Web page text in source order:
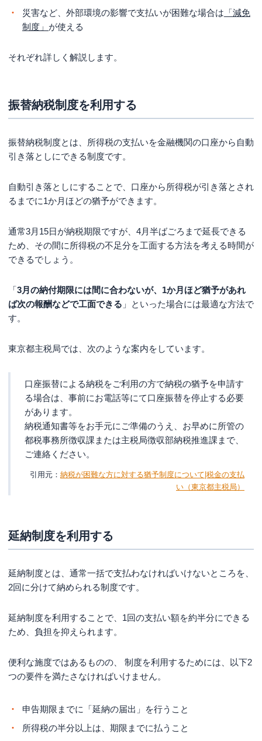
災害など、外部環境の影響で支払いが困難な場合は 「減免
制度」 が使える
それぞれ詳しく解説します。
振替納税制度を利用する
振替納税制度とは、所得税の支払いを金融機関の口座から自動
引き落としにできる制度です。
自動引き落としにすることで、口座から所得税が引き落とされ
るまでに1か月ほどの猶予ができます。
通常3月15日が納税期限ですが、4月半ばごろまで延長できる
ため、その間に所得税の不足分を工面する方法を考える時間が
できるでしょう。
「 3月の納付期限には間に合わないが、1か月ほど猶予があれ
ば次の報酬などで工面できる 」といった場合には最適な方法で
す。
東京都主税局では、次のような案内をしています。
口座振替による納税をご利用の方で納税の猶予を申請す
る場合は、事前にお電話等にて口座振替を停止する必要
があります。
納税通知書等をお手元にご準備のうえ、お早めに所管の
都税事務所徴収課または主税局徴収部納税推進課まで、
ご連絡ください。
納税が困難な方に対する猶予制度について|税金の支払
い（東京都主税局）
延納制度を利用する
延納制度とは、通常一括で支払わなければいけないところを、
2回に分けて納められる制度です。
延納制度を利用することで、1回の支払い額を約半分にできる
ため、負担を抑えられます。
便利な施度ではあるものの、 制度を利用するためには、以下2
つの要件を満たさなければいけません。
申告期限までに「延納の届出」を行うこと
所得税の半分以上は、期限までに払うこと